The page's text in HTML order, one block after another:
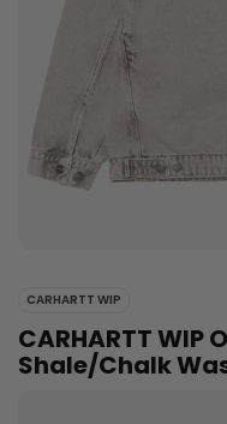
CARHARTT WIP
CARHARTT
Shale/Chalk